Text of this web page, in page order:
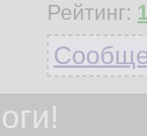
Рейтинг: